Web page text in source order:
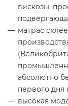
вискозы,
матрас
абсолютно
первого дня
высокая